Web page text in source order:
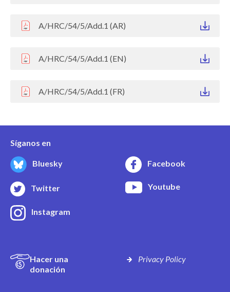
A/HRC/54/5/Add.1 (AR)
A/HRC/54/5/Add.1 (EN)
A/HRC/54/5/Add.1 (FR)
Síganos en
Bluesky Facebook
Twitter Youtube
Instagram
Hacer una
donación
Privacy Policy